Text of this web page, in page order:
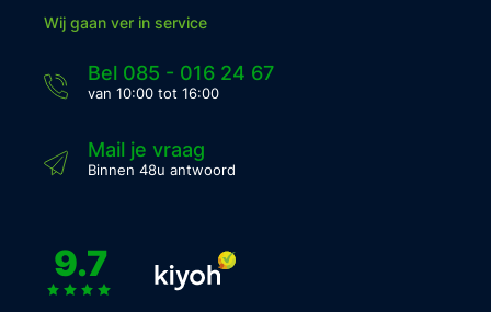
Wij gaan ver in service
Bel 085 - 016 24 67
van 10:00 tot 16:00
Mail je vraag
Binnen 48u antwoord
9.7